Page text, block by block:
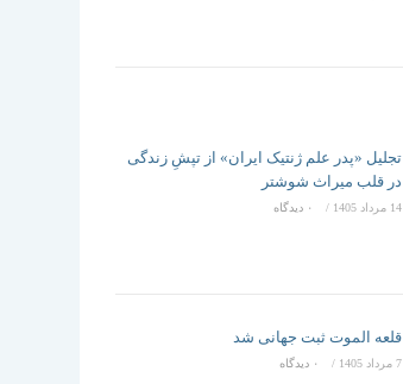
تجلیل «پدر علم ژنتیک ایران» از تپشِ زندگی
در قلب میراث شوشتر
14 مرداد 1405 / ۰ دیدگاه
قلعه الموت ثبت جهانی شد
7 مرداد 1405 / ۰ دیدگاه